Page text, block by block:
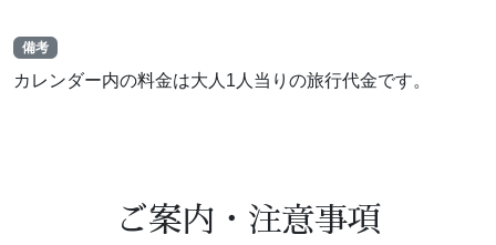
備考
カレンダー内の料金は大人1人当りの旅行代金です。
ご案内・注意事項